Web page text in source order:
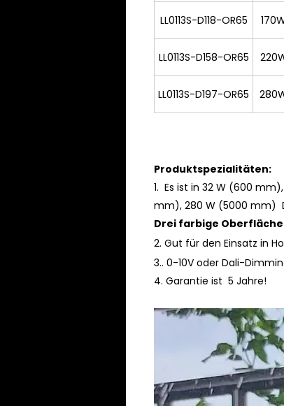
LL0113S-D118-OR65
LL0113S-D158-OR65
LL0113S-D197-OR65
Produktspezialitäten:
1. Es ist in 32 W (600
mm), 280 W (5000 mm)
Drei farbige
2. Gut für den Einsatz in
3.. 0-10V oder Dali-
4. Garantie ist 5 Jahre!